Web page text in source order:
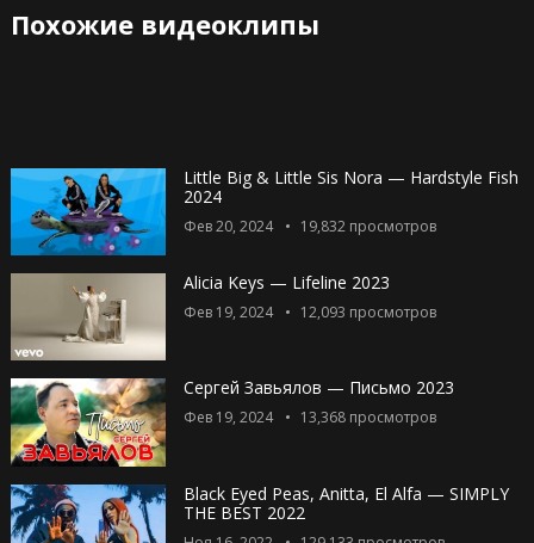
Похожие видеоклипы
Little Big & Little Sis Nora — Hardstyle Fish
2024
Фев 20, 2024 19,832просмотров
Alicia Keys — Lifeline 2023
Фев 19, 2024 12,093 просмотров
Сергей Завьялов — Письмо 2023
Фев 19, 2024 13,368просмотров
Black Eyed Peas, Anitta, El Alfa — SIMPLY
THE BEST 2022